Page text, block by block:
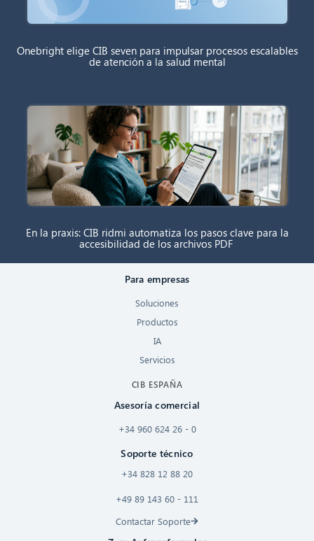
Onebright elige CIB seven para impulsar procesos escalables
de atención a la salud mental
En la praxis: CIB ridmi automatiza los pasos clave para la
accesibilidad de los archivos PDF
Para empresas
Soluciones
Productos
IA
Servicios
CIB ESPAÑA
Asesoría comercial
+34 960 624 26 - 0
Soporte técnico
+34 828 12 88 20
+49 89 143 60 - 111
Contactar Soporte